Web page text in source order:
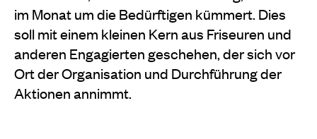
im Monat um die Bedürftigen kümmert. Dies
soll mit einem kleinen Kern aus Friseuren und
anderen Engagierten geschehen, der sich vor
Ort der Organisation und Durchführung der
Aktionen annimmt.